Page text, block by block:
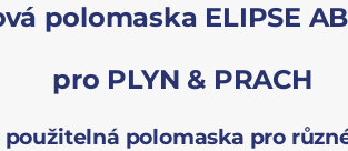
polomaska ELIPSE
pro PLYN & PRACH
polomaska pro